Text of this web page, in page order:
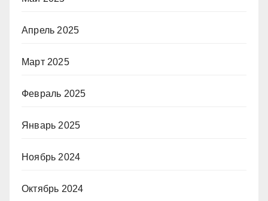
Апрель 2025
Март 2025
Февраль 2025
Январь 2025
Ноябрь 2024
Октябрь 2024